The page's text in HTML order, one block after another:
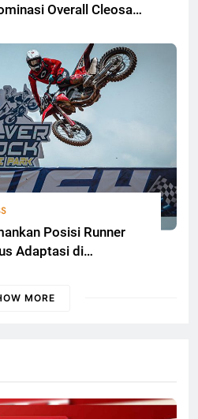
Overall Cleosa
Posisi Runner
Adaptasi di
MORE